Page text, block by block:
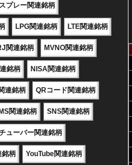
プレー関連銘柄
LPG関連銘柄 LTE関連銘柄
関連銘柄 MVNO関連銘柄
銘柄 NISA関連銘柄
連銘柄 QRコード関連銘柄
関連銘柄 SNS関連銘柄
ューバー関連銘柄
銘柄 YouTube関連銘柄